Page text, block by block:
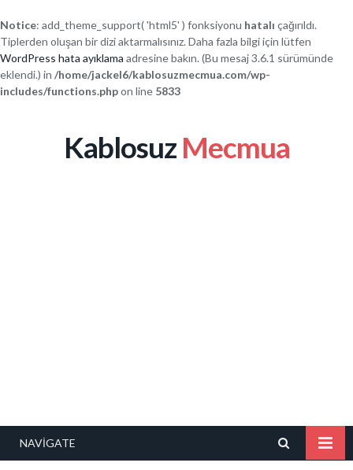
Notice: add_theme_support( 'html5' ) fonksiyonu hatalı çağırıldı.
Tiplerden oluşan bir dizi aktarmalısınız. Daha fazla bilgi için lütfen
WordPress hata ayıklama adresine bakın. (Bu mesaj 3.6.1 sürümünde
eklendi.) in /home/jackel6/kablosuzmecmua.com/wp-
includes/functions.phpon line 5833
Kablosuz Mecmua
NAVIGATE